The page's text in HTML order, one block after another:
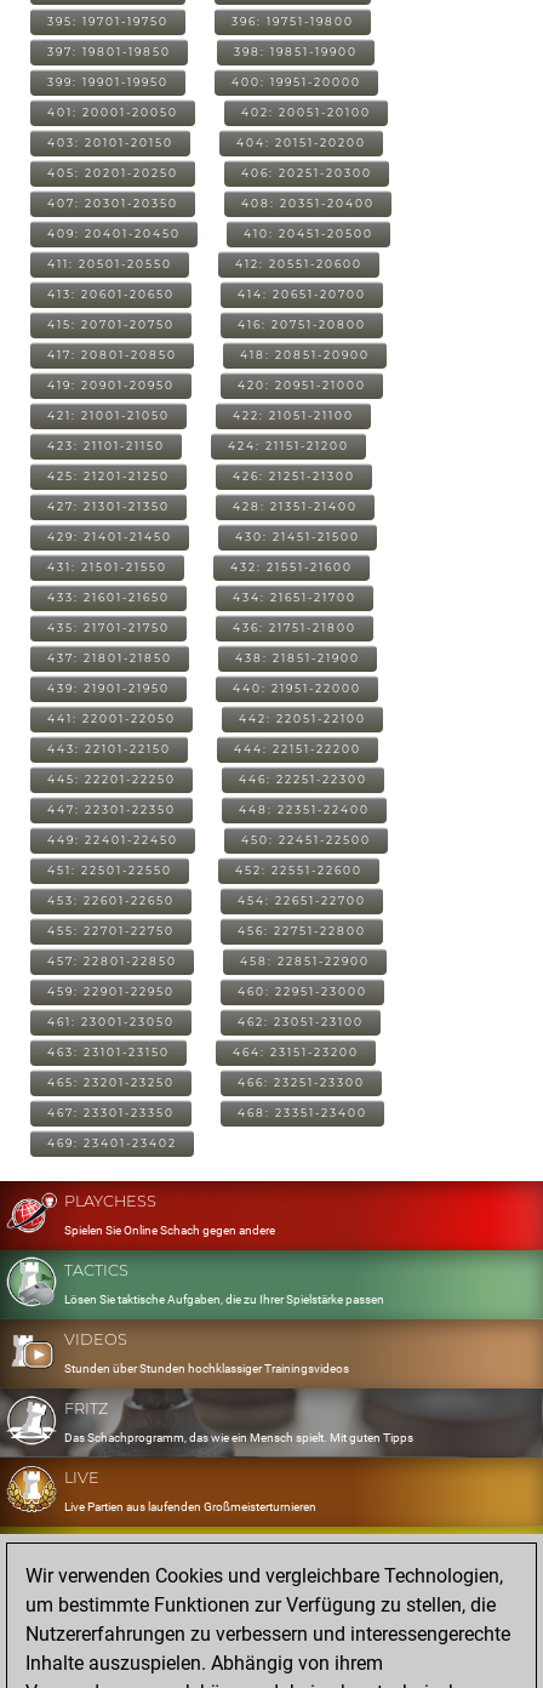
395: 19701-19750 396: 19751-19800
397: 19801-19850 398: 19851-19900
399: 19901-19950 400: 19951-20000
401: 20001-20050 402: 20051-20100
403: 20101-20150 404: 20151-20200
405: 20201-20250 406: 20251-20300
407: 20301-20350 408: 20351-20400
409: 20401-20450 410: 20451-20500
411: 20501-20550 412: 20551-20600
413: 20601-20650 414: 20651-20700
415: 20701-20750 416: 20751-20800
417: 20801-20850 418: 20851-20900
419: 20901-20950 420: 20951-21000
421: 21001-21050 422: 21051-21100
423: 21101-21150 424: 21151-21200
425: 21201-21250 426: 21251-21300
427: 21301-21350 428: 21351-21400
429: 21401-21450 430: 21451-21500
431: 21501-21550 432: 21551-21600
433: 21601-21650 434: 21651-21700
435: 21701-21750 436: 21751-21800
437: 21801-21850 438: 21851-21900
439: 21901-21950 440: 21951-22000
441: 22001-22050 442: 22051-22100
443: 22101-22150 444: 22151-22200
445: 22201-22250 446: 22251-22300
447: 22301-22350 448: 22351-22400
449: 22401-22450 450: 22451-22500
451: 22501-22550 452: 22551-22600
453: 22601-22650 454: 22651-22700
455: 22701-22750 456: 22751-22800
457: 22801-22850 458: 22851-22900
459: 22901-22950 460: 22951-23000
461: 23001-23050 462: 23051-23100
463: 23101-23150 464: 23151-23200
465: 23201-23250 466: 23251-23300
467: 23301-23350 468: 23351-23400
469: 23401-23402
PLAYCHESS
Spielen Sie Online Schach gegen andere
TACTICS
Lösen Sie taktische Aufgaben, die zu Ihrer Spielstärke passen
VIDEOS
Stunden über Stunden hochklassiger Trainingsvideos
FRITZ
Das Schachprogramm, das wie ein Mensch spielt. Mit guten Tipps
LIVE
Live Partien aus laufenden Großmeisterturnieren
OPENINGS
Erfassen und Üben Sie Ihr Eröffnungsrepertoire
DATABASE
Acht Millionen starke Partien
Wir verwenden Cookies und vergleichbare Technologien,
um bestimmte Funktionen zur Verfügung zu stellen, die
Nutzererfahrungen zu verbessern und interessengerechte
Inhalte auszuspielen. Abhängig von ihrem